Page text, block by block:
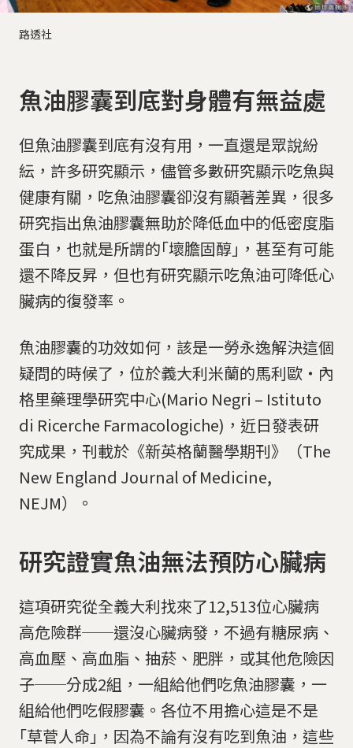
路透社
魚油膠囊到底對身體有無益處
但魚油膠囊到底有沒有用，一直還是眾說紛
紜，許多研究顯示，儘管多數研究顯示吃魚與
健康有關，吃魚油膠囊卻沒有顯著差異，很多
研究指出魚油膠囊無助於降低血中的低密度脂
蛋白，也就是所謂的｢壞膽固醇｣，甚至有可能
還不降反昇，但也有研究顯示吃魚油可降低心
臟病的復發率。
魚油膠囊的功效如何，該是一勞永逸解決這個
疑問的時候了，位於義大利米蘭的馬利歐‧內
格里藥理學研究中心(Mario Negri – Istituto
di Ricerche Farmacologiche)，近日發表研
究成果，刊載於《新英格蘭醫學期刊》（The
New England Journal of Medicine,
NEJM）。
研究證實魚油無法預防心臟病
這項研究從全義大利找來了12,513位心臟病
高危險群──還沒心臟病發，不過有糖尿病、
高血壓、高血脂、抽菸、肥胖，或其他危險因
子──分成2組，一組給他們吃魚油膠囊，一
組給他們吃假膠囊。各位不用擔心這是不是
｢草菅人命｣，因為不論有沒有吃到魚油，這些